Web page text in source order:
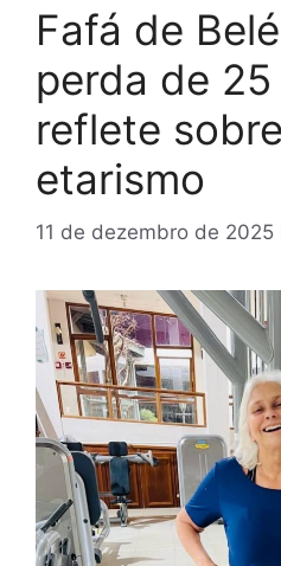
Fafá de
perda de 25
reflete
etarismo
11 de dezembro de 2025